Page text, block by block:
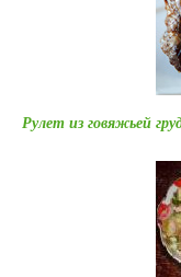
Рулет из говяжьей